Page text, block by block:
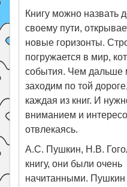
Книгу можно назвать
своему пути,
новые горизонты.
погружается в мир,
события. Чем дальше
заходим по той
каждая из книг. И
вниманием и
отвлекаясь.
А.С. Пушкин, Н.В.
книгу, они были очень
начитанными. Пушкин